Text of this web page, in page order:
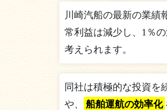
川崎汽船の最新の業績
常利益は減少し、1％
考えられます。
同社は積極的な投資を
や、
船舶運航の効率化